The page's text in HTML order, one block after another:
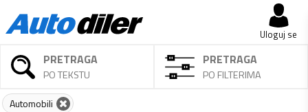
Uloguj se
PRETRAGA
PO TEKSTU
PRETRAGA
PO FILTERIMA
Automobili